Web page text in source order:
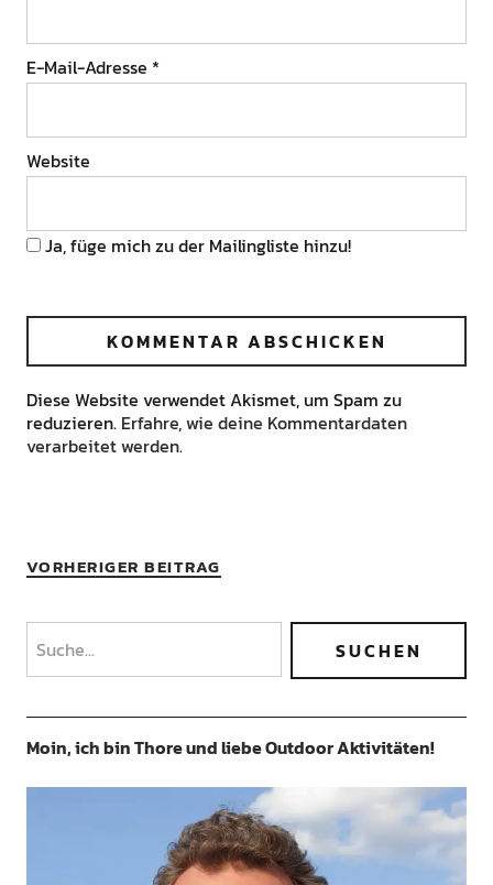
E-Mail-Adresse *
Website
Ja, füge mich zu der Mailingliste hinzu!
Diese Website verwendet Akismet, um Spam zu
reduzieren. Erfahre, wie deine Kommentardaten
verarbeitet werden.
VORHERIGER BEITRAG
Moin, ich bin Thore und liebe Outdoor Aktivitäten!